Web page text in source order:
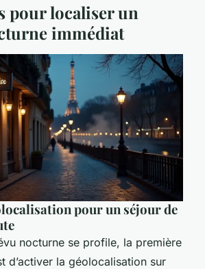
pour localiser un
immédiat
pour un séjour de
nocturne se profile, la première
d’activer la géolocalisation sur